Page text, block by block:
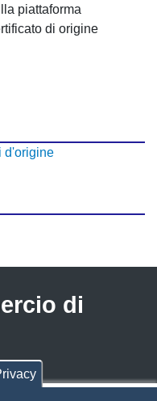
piattaforma
di origine
d'origine
di